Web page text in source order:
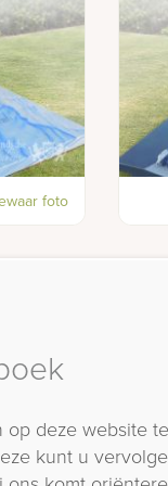
foto
op deze website
kunt u